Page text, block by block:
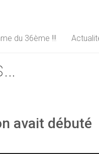
du 36ème !!!
avait débuté